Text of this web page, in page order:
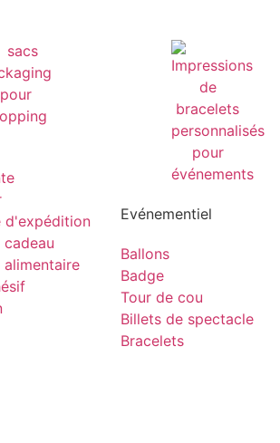
d'expédition
cadeau
alimentaire
Evénementiel
Ballons
Badge
Tour de cou
Billets de spectacle
Bracelets